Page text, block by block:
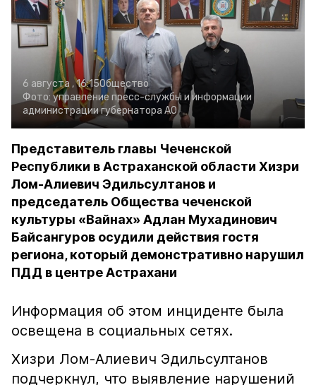
6 августа , 16:15Общество
Фото: управление пресс-службы и информации
администрации губернатора АО
Представитель главы Чеченской
Республики в Астраханской области Хизри
Лом-Алиевич Эдильсултанов и
председатель Общества чеченской
культуры «Вайнах» Адлан Мухадинович
Байсангуров осудили действия гостя
региона, который демонстративно нарушил
ПДД в центре Астрахани
Информация об этом инциденте была
освещена в социальных сетях.
Хизри Лом-Алиевич Эдильсултанов
подчеркнул, что выявление нарушений